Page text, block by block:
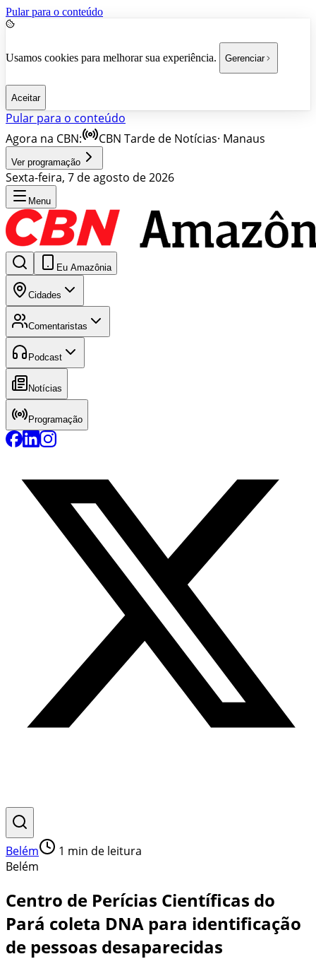
Pular para o conteúdo
Usamos cookies para melhorar sua experiência. Gerenciar
Aceitar
Pular para o conteúdo
Agora na CBN:
CBN Tarde de Notícias· Manaus
Ver programação
Sexta-feira, 7 de agosto de 2026
Menu
Eu Amazônia
Cidades
Comentaristas
Podcast
Notícias
Programação
Belém 1 min de leitura
Belém
Centro de Perícias Científicas do
Pará coleta DNA para identificação
de pessoas desaparecidas